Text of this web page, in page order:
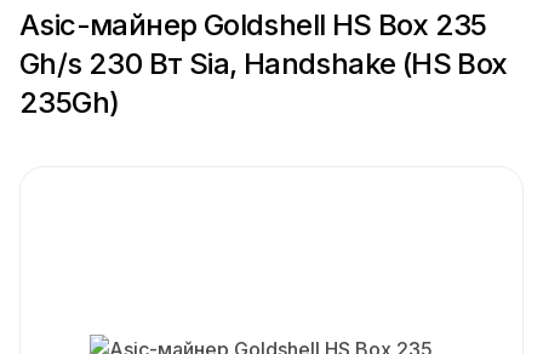
Asic-майнер Goldshell HS Box 235
Gh/s 230 Вт Sia, Handshake (HS Box
235Gh)